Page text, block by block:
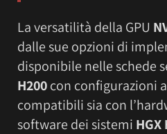
La versatilità della GPU
dalle sue opzioni di
disponibile nelle schede
H200con configurazioni
compatibili sia con
software dei sistemi HGX